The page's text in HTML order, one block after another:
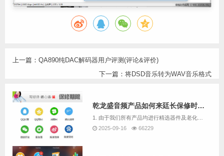
上一篇： QA890纯DAC解码器用户评测(评论&评价)
下一篇： 将DSD音乐转为WAV音乐格式
乾龙盛音频产品如何来廷长保修时间呢
2025-09-16
66229